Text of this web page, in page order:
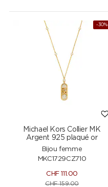
-30%
Michael Kors Collier MK
Argent 925 plaqué or
Bijou femme
MKC1729CZ710
CHF111.00
CHF159.00